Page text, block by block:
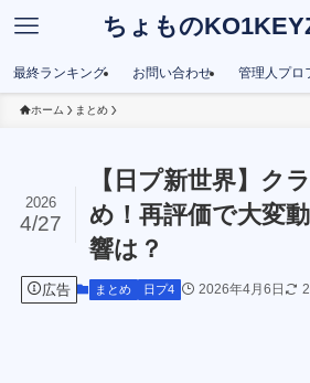
ちょもの
最終ランキング お問い合わせ 管理人プロ
ホーム まとめ
【日プ新世界】ク
め！再評価で大変
響は？
2026
4/27
広告 まとめ 日プ4 2026年4月6日